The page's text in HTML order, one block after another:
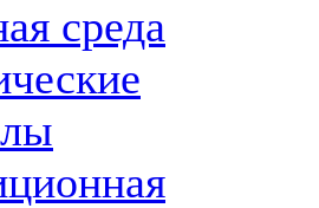
среда